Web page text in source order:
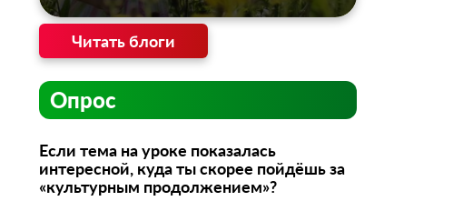
Читать блоги
Опрос
Если тема на уроке показалась
интересной, куда ты скорее пойдёшь за
«культурным продолжением»?